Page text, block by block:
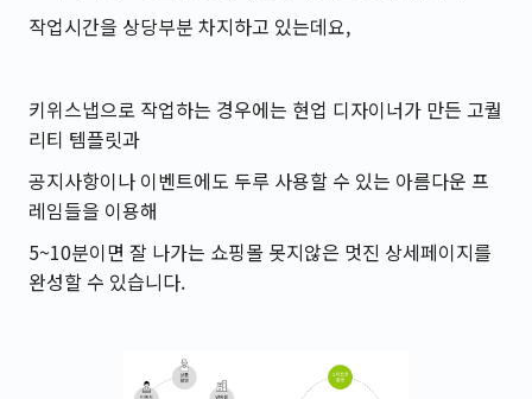
작업시간을 상당부분 차지하고 있는데요,
키위스냅으로 작업하는 경우에는 현업 디자이너가 만든 고퀄
리티 템플릿과
공지사항이나 이벤트에도 두루 사용할 수 있는 아름다운 프
레임들을 이용해
5~10분이면 잘 나가는 쇼핑몰 못지않은 멋진 상세페이지를
완성할 수 있습니다.